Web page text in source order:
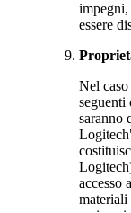
impegni,
essere
Nel
seguenti
saranno
accesso